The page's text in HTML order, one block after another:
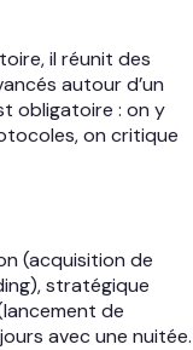
il réunit des
autour d’un
obligatoire : on y
on critique
(acquisition de
stratégique
de
avec une nuitée.